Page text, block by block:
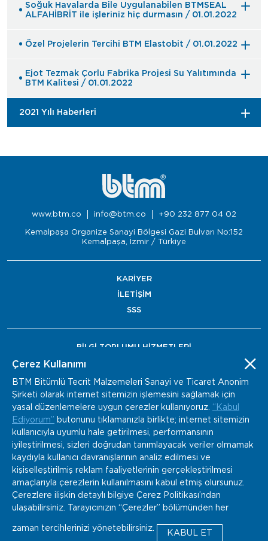
Soğuk Havalarda Bile Uygulanabilen BTMSEAL
ALFAHİBRİT ile işleriniz hiç durmasın / 01.01.2022
Özel Projelerin Tercihi BTM Elastobit / 01.01.2022
Ejot Tezmak Çorlu Fabrika Projesi Su Yalıtımında
BTM Kalitesi / 01.01.2022
2021 Yılı Haberleri
www.btm.co info@btm.co +90 232 877 04 02
Kemalpaşa Organize Sanayi Bölgesi Gazi Bulvarı No:152
Kemalpaşa, İzmir / Türkiye
KARİYER
İLETİŞİM
SSS
BİLGİ TOPLUMU HİZMETLERİ
Copyright © 2022 - BTM Tüm Hakları Saklıdır.
Çerez Kullanımı
BTM Bitümlü Tecrit Malzemeleri Sanayi ve Ticaret Anonim
Şirketi olarak internet sitemizin işlemesini sağlamak için
yasal düzenlemelere uygun çerezler kullanıyoruz. “Kabul
Ediyorum” butonunu tıklamanızla birlikte; internet sitemizin
kullanıcıyla uyumlu hale getirilmesi, performansının
iyileştirilmesi, sizleri doğrudan tanımlayacak veriler olmamak
kaydıyla kullanıcı davranışlarının analiz edilmesi ve
kişiselleştirilmiş reklam faaliyetlerinin gerçekleştirilmesi
amaçlarıyla çerezlerin kullanılmasını kabul etmiş olursunuz.
Çerezlere ilişkin detaylı bilgiye Çerez Politikası’ndan
ulaşabilirsiniz. Tarayıcınızın “Çerezler” bölümünden her
zaman tercihlerinizi yönetebilirsiniz.
KABUL ET